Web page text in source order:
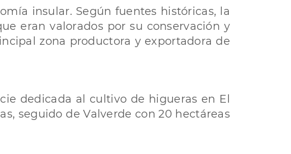
insular. Según fuentes históricas, la
eran valorados por su conservación y
zona productora y exportadora de
dedicada al cultivo de higueras en El
seguido de Valverde con 20 hectáreas